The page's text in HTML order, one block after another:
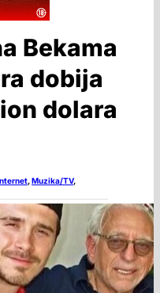
Bekama
dobija
dolara
,Muzika/TV,